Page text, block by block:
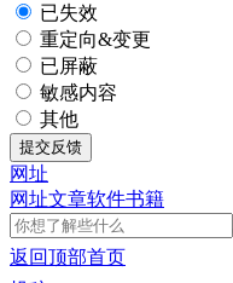
已失效
重定向&变更
已屏蔽
敏感内容
其他
提交反馈
网址
网址文章软件书籍
返回顶部首页